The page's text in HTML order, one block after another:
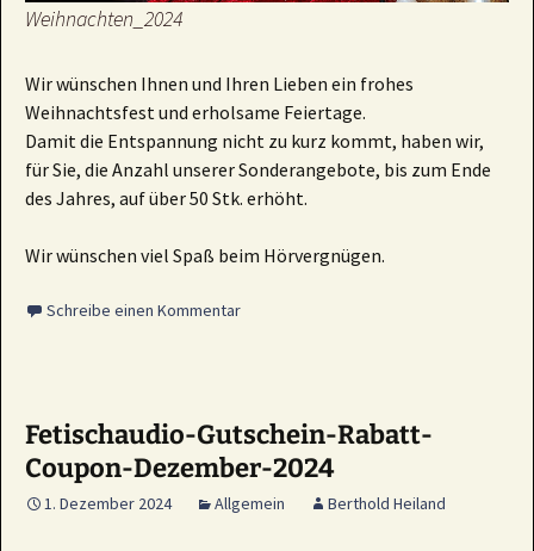
Weihnachten_2024
Wir wünschen Ihnen und Ihren Lieben ein frohes
Weihnachtsfest und erholsame Feiertage.
Damit die Entspannung nicht zu kurz kommt, haben wir,
für Sie, die Anzahl unserer Sonderangebote, bis zum Ende
des Jahres, auf über 50 Stk. erhöht.
Wir wünschen viel Spaß beim Hörvergnügen.
Schreibe einen Kommentar
Fetischaudio-Gutschein-Rabatt-
Coupon-Dezember-2024
1. Dezember 2024 Allgemein Berthold Heiland